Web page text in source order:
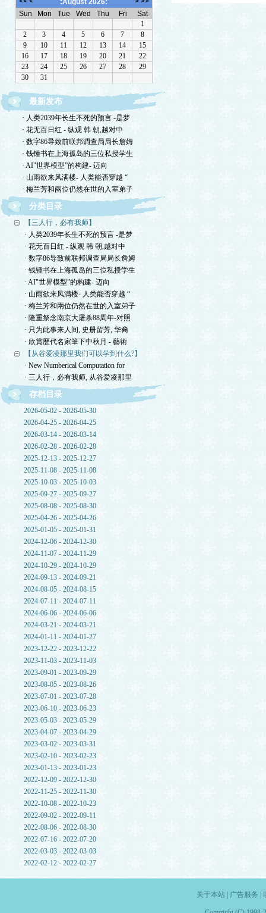
最新发布
· 人类2039年长生不死的预言 -是梦
· 花无百日红 - 纵观 韩 朝,越对中
· 数字86导致前联邦调查局局长詹姆
· 钱锺书在上海孤岛的三位私授学生
· AI"世界模型”的构建- 迈向
· 山雨欲来风满楼- 人类能否穿越 “
· 梅兰芳和兩位仍然在世的入室弟子
分类目录
【三人行，必有我师】
· 人类2039年长生不死的预言 -是梦
· 花无百日红 - 纵观 韩 朝,越对中
· 数字86导致前联邦调查局局长詹姆
· 钱锺书在上海孤岛的三位私授学生
· AI"世界模型”的构建- 迈向
· 山雨欲来风满楼- 人类能否穿越 “
· 梅兰芳和兩位仍然在世的入室弟子
· 隆重祭念南京大屠杀88周年-对照
· 只为此事来人间, 史册留芳, 华裔
· 欣賞歷代名家筆下中秋月 - 藝術
【从谷爱凌那里我们可以学到什么?】
· New Numberical Computation for
· 三人行，必有我师, 从谷爱凌那里
存档目录
2026-05-02 - 2026-05-30
2026-04-25 - 2026-04-25
2026-03-14 - 2026-03-14
2026-02-28 - 2026-02-28
2025-12-13 - 2025-12-27
2025-11-08 - 2025-11-08
2025-10-03 - 2025-10-03
2025-09-27 - 2025-09-27
2025-08-08 - 2025-08-30
2025-04-26 - 2025-04-26
2025-01-05 - 2025-01-31
2024-12-06 - 2024-12-30
2024-11-07 - 2024-11-29
2024-10-29 - 2024-10-29
2024-09-13 - 2024-09-21
2024-08-05 - 2024-08-15
2024-07-11 - 2024-07-11
2024-06-06 - 2024-06-06
2024-03-21 - 2024-03-21
2024-01-11 - 2024-01-27
2023-12-22 - 2023-12-22
2023-11-03 - 2023-11-03
2023-09-01 - 2023-09-29
2023-08-05 - 2023-08-26
2023-07-01 - 2023-07-28
2023-06-10 - 2023-06-23
2023-05-03 - 2023-05-29
2023-04-07 - 2023-04-29
2023-03-02 - 2023-03-31
2023-02-10 - 2023-02-23
2023-01-13 - 2023-01-23
2022-12-09 - 2022-12-30
2022-11-25 - 2022-11-30
2022-10-08 - 2022-10-23
2022-09-02 - 2022-09-11
2022-08-06 - 2022-08-30
2022-07-16 - 2022-07-20
2022-03-03 - 2022-03-03
2022-02-12 - 2022-02-27
关于本站| 广告服务